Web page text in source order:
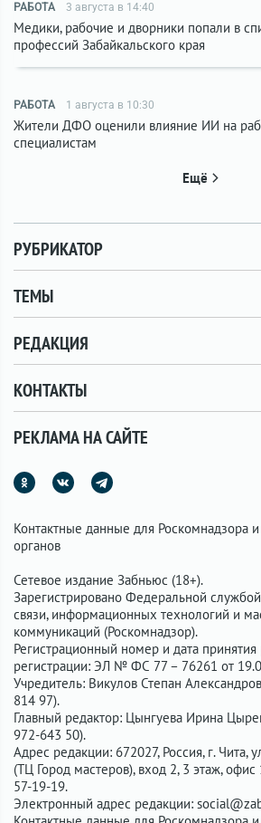
РАБОТА 3 августа в 14:40
Медики, рабочие и дворники попали в
профессий Забайкальского края
РАБОТА 1 августа в 10:30
Жители ДФО оценили влияние ИИ на
специалистам
Ещё
РУБРИКАТОР
ТЕМЫ
РЕДАКЦИЯ
КОНТАКТЫ
РЕКЛАМА НА САЙТЕ
Контактные данные для Роскомнадзора
органов
Сетевое издание Забньюс (18+).
Зарегистрировано Федеральной
связи, информационных технологий и
коммуникаций (Роскомнадзор).
Регистрационный номер и дата
регистрации: ЭЛ № ФС 77 – 76261 от
Учредитель: Викулов Степан
814 97).
Главный редактор: Цынгуева Ирина
972-643 50).
Адрес редакции: 672027, Россия, г. Чита,
(ТЦ Город мастеров), вход 2, 3 этаж,
57-19-19.
Электронный адрес редакции: